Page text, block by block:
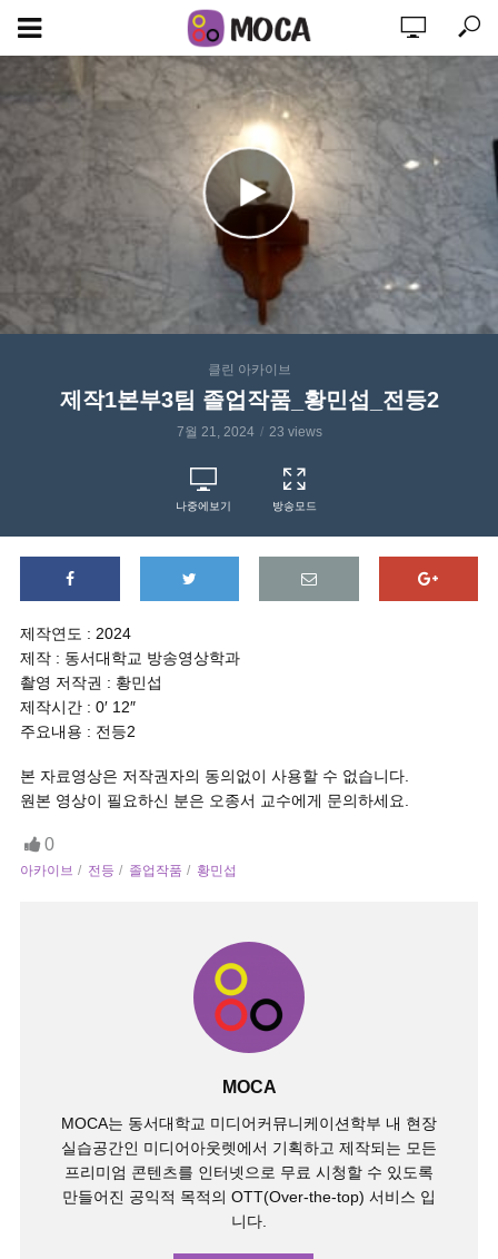
클린 아카이브
제작1본부3팀 졸업작품_황민섭_전등2
7월 21, 2024 23 views
나중에보기 방송모드
제작연도 : 2024
제작 : 동서대학교 방송영상학과
촬영 저작권 : 황민섭
제작시간 : 0′ 12″
주요내용 : 전등2
본 자료영상은 저작권자의 동의없이 사용할 수 없습니다.
원본 영상이 필요하신 분은 오종서 교수에게 문의하세요.
0
아카이브 전등 졸업작품 황민섭
MOCA
MOCA는 동서대학교 미디어커뮤니케이션학부 내 현장
실습공간인 미디어아웃렛에서 기획하고 제작되는 모든
프리미엄 콘텐츠를 인터넷으로 무료 시청할 수 있도록
만들어진 공익적 목적의 OTT(Over-the-top) 서비스 입
니다.